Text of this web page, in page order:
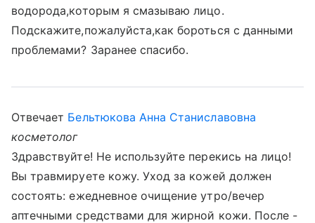
водорода,которым я смазываю лицо.
Подскажите,пожалуйста,как бороться с данными
проблемами? Заранее спасибо.
Отвечает Бельтюкова Анна Станиславовна
косметолог
Здравствуйте! Не используйте перекись на лицо!
Вы травмируете кожу. Уход за кожей должен
состоять: ежедневное очищение утро/вечер
аптечными средствами для жирной кожи. После -